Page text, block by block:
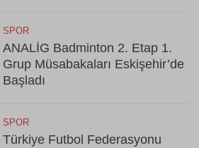
SPOR
ANALİG Badminton 2. Etap 1.
Grup Müsabakaları Eskişehir’de
Başladı
SPOR
Türkiye Futbol Federasyonu